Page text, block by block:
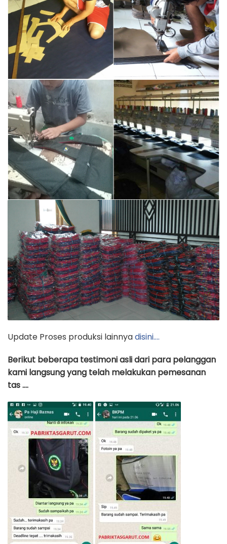
Update Proses produksi lainnyadisini….
Berikut beberapa testimoni asli dari para pelanggan
kami langsung yang telah melakukan pemesanan
tas ….